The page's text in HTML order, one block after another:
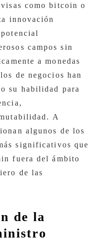
como bitcoin o
innovación
campos sin
a monedas
de negocios han
su habilidad para
A
algunos de los
significativos que
fuera del ámbito
de las
de la